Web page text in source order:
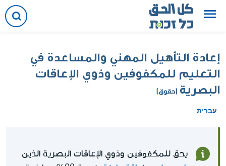
إعادة التأهيل المهني والمساعدة في
التعليم للمكفوفين وذوي الإعاقات
البصرية (حقوق)
עברית
يحق للمكفوفين وذوي الإعاقات البصرية الذين